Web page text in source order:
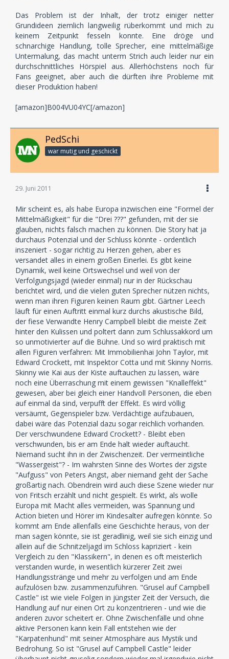
Das Problem ist der Inhalt, der trotz einiger netter
Grundideen ziemlich langweilig rüberkommt und mich zu
keinem Zeitpunkt fesseln konnte. Eine dröge und
schnarchige Handlung, tolle Sprecher, eine mittelmäßige
Untermalung, das macht unterm Strich auch leider nur ein
durchschnittliches Hörspiel aus. Allerhöchstens noch für
Fans geeignet, aber auch die dürften ihre Probleme mit
dieser Produktion haben!
[amazon]B004VU04YC[/amazon]
PedSchi
war mutig und geschickt
29. Juni 2011
Mir scheint es, als habe Europa inzwischen eine "Formel der
Mittelmäßigkeit" für die "Drei ???" gefunden, mit der sie
glauben, nichts falsch machen zu können. Die Story hat ja
durchaus Potenzial und der Schluss könnte - ordentlich
inszeniert - sogar richtig zu Herzen gehen, aber es
versandet alles in einem großen Einerlei. Es gibt keine
Dynamik, weil keine Ortswechsel und weil von der
Verfolgungsjagd (wieder einmal) nur in der Rückschau
berichtet wird, und die vielen guten Sprecher nützen nichts,
wenn man ihren Figuren keinen Raum gibt. Gärtner Leech
läuft für einen Auftritt einmal kurz durchs akustische Bild,
der fiese Verwandte Henry Campbell bleibt die meiste Zeit
hinter den Kulissen und poltert dann zum Schlussakkord um
so unmotivierter auf die Bühne. Und so wird praktisch mit
allen Figuren verfahren: Mit Immobilienhai John Taylor, mit
Edward Crockett, mit Inspektor Cotta und mit Skinny Norris.
Skinny wie Kai aus der Kiste auftauchen zu lassen, wäre
noch eine Überraschung mit einem gewissen "Knalleffekt"
gewesen, aber bei gleich einer Handvoll Personen, die eben
auf einmal da sind, verpufft der Effekt. Es wird völlig
versäumt, Gegenspieler bzw. Verdächtige aufzubauen,
dabei wäre das Potenzial dazu sogar reichlich vorhanden.
Der verschwundene Edward Crockett? - Bleibt eben
verschwunden, bis er am Ende halt wieder auftaucht.
Niemand sucht ihn in der Zwischenzeit. Der vermeintliche
"Wassergeist"? - Im wahrsten Sinne des Wortes der zigste
"Aufguss" von Peters Angst, aber niemand geht der Sache
großartig nach. Obendrein wird auch diese Szene wieder nur
von Fritsch erzählt und nicht gespielt. Es wirkt, als wolle
Europa mit Macht alles vermeiden, was Spannung und
Action bieten und Hörer im Kindesalter aufregen könnte. So
kommt am Ende allenfalls eine Geschichte heraus, von der
man sagen könnte, sie ist geradlinig, weil sie sich einzig und
allein auf die Schnitzeljagd im Schloss kapriziert - kein
Vergleich zu den "Klassikern", in denen es oft meisterlich
verstanden wurde, in wesentlich kürzerer Zeit zwei
Handlungsstränge und mehr zu verfolgen und am Ende
aufzulösen bzw. zusammenzuführen. "Grusel auf Campbell
Castle" ist wie viele Folgen in jüngster Zeit der Versuch, die
Handlung auf nur einen Ort zu konzentrieren - und wie die
anderen zuvor scheitert er. Ohne Zwischenfälle und ohne
aktive Personen kann kein Fall entstehen wie der
"Karpatenhund" mit seiner Atmosphäre aus Mystik und
Bedrohung. So ist "Grusel auf Campbell Castle" leider